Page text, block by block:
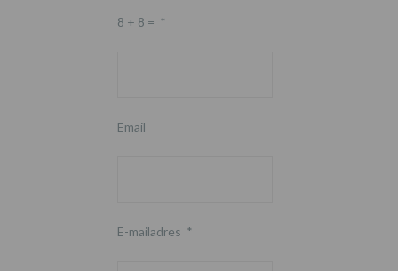
8 + 8 = *
Email
E-mailadres *